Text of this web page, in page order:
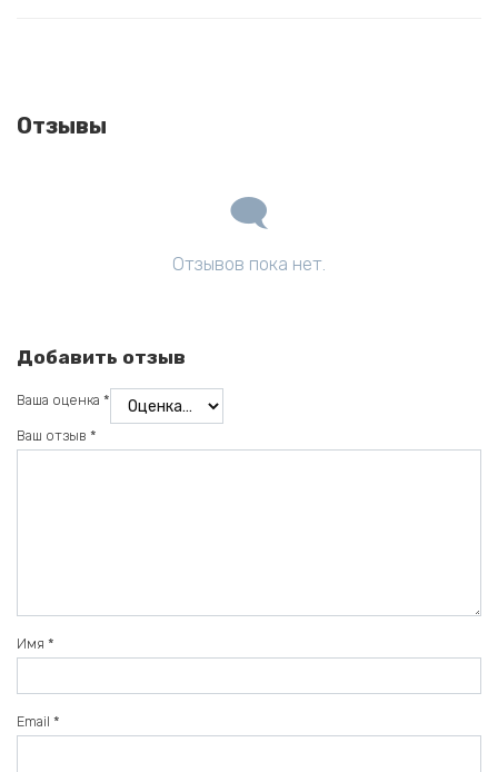
Отзывы
Отзывов пока нет.
Добавить отзыв
Ваша оценка *
Ваш отзыв *
Имя *
Email *